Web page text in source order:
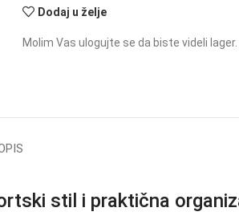
Dodaj u želje
Molim Vas ulogujte se da biste videli lager.
stil i praktična